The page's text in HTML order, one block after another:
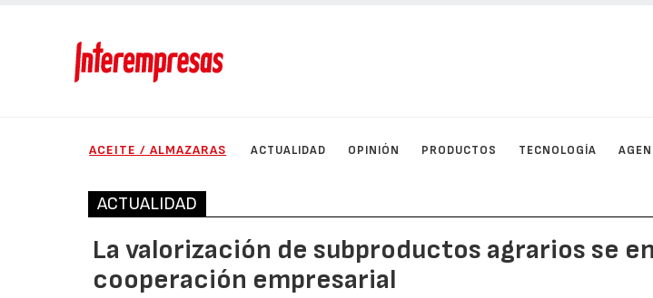
ACEITE / ALMAZARAS ACTUALIDAD OPINIÓN PRODUCTOS TECNOLOGÍA
ACTUALIDAD
La valorización de subproductos agrarios se
cooperación empresarial